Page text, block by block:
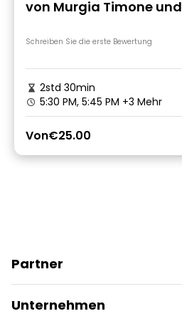
von Murgia Timone und
und Eintrittskarte
Schreiben Sie die erste Bewertung
2std 30min
5:30 PM, 5:45 PM +3 Mehr
Von€25.00
Partner
Anbieter-Anmeldung
Unternehmen